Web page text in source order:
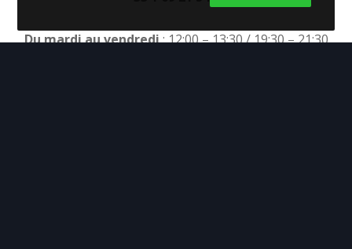
Du mardi au vendredi: 12:00 – 13:30 / 19:30 – 21:30